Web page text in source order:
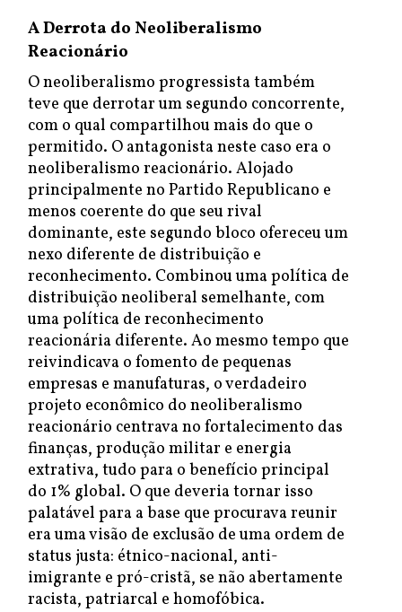
A Derrota do Neoliberalismo
Reacionário
O neoliberalismo progressista também
teve que derrotar um segundo concorrente,
com o qual compartilhou mais do que o
permitido. O antagonista neste caso era o
neoliberalismo reacionário. Alojado
principalmente no Partido Republicano e
menos coerente do que seu rival
dominante, este segundo bloco ofereceu um
nexo diferente de distribuição e
reconhecimento. Combinou uma política de
distribuição neoliberal semelhante, com
uma política de reconhecimento
reacionária diferente. Ao mesmo tempo que
reivindicava o fomento de pequenas
empresas e manufaturas, o verdadeiro
projeto econômico do neoliberalismo
reacionário centrava no fortalecimento das
finanças, produção militar e energia
extrativa, tudo para o benefício principal
do 1% global. O que deveria tornar isso
palatável para a base que procurava reunir
era uma visão de exclusão de uma ordem de
status justa: étnico-nacional, anti-
imigrante e pró-cristã, se não abertamente
racista, patriarcal e homofóbica.